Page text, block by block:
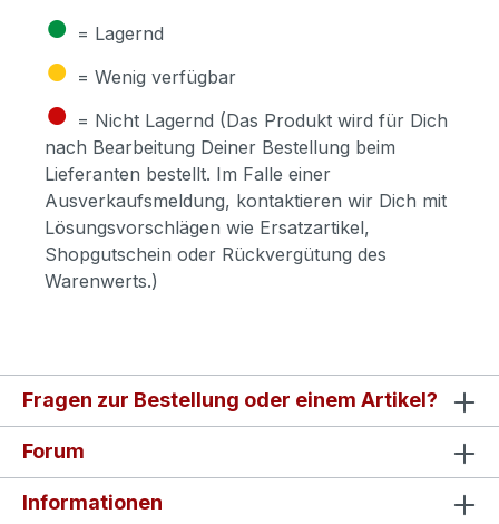
● = Lagernd
● = Wenig verfügbar
● = Nicht Lagernd (Das Produkt wird für Dich
nach Bearbeitung Deiner Bestellung beim
Lieferanten bestellt. Im Falle einer
Ausverkaufsmeldung, kontaktieren wir Dich mit
Lösungsvorschlägen wie Ersatzartikel,
Shopgutschein oder Rückvergütung des
Warenwerts.)
Fragen zur Bestellung oder einem Artikel?
Forum
Informationen